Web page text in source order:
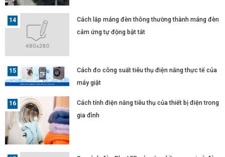
Cách lắp máng đèn thông thường thành máng đèn
cảm ứng tự động bật tắt
Cách đo công suất tiêu thụ điện năng thực tế của
máy giặt
Cách tính điện năng tiêu thụ của thiết bị điện trong
gia đình